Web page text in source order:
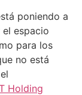
poniendo a
espacio
para los
no está
Holding